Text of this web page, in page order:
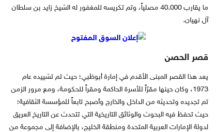
ما يقارب 40.000 مصلياً، وتم تكريسه للمغفور له الشيخ زايد بن سلطان
آل نهيان.
قصر الحصن
يعد هذا القصر المبنى الأقدم في إمارة أبوظبي؛ حيث تم تشييده عام
1973، وكان حينها مقرّاً للأسرة الحاكمة ومقراً للحكومة، ومع مرور الزمن
تم تجديده وتحديثه من الداخل والخارج وأصبح تابعاً للمؤسسة الثقافية؛
حيث تحفظ فيه البحوث والوثائق التاريخية التي تتحدث عن التاريخ العريق
لدولة الإمارات العربية المتحدة ومنطقة الخليج، بالإضافة إلى مجموعة من